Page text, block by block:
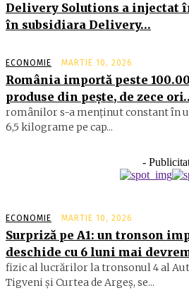
Delivery Solutions a injectat
în subsidiara Delivery…
ECONOMIE MARTIE 10, 2026
România importă peste
produse din peşte, de zece
ro­mâ­nilor s-a menţinut constant în
6,5 ki­lograme pe cap...
-
ECONOMIE MARTIE 10, 2026
Surpriză pe A1: un tronson
deschide cu 6 luni mai
fizic al lucrărilor la tronsonul 4 al
Tigveni şi Curtea de Argeş, se...